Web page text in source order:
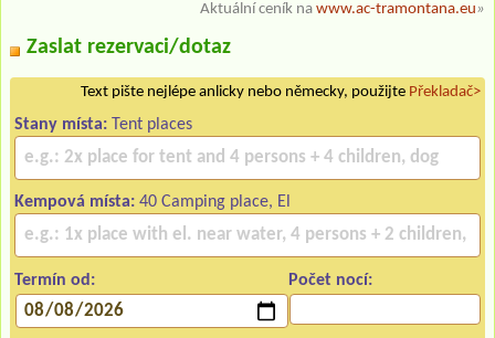
Aktuální ceník na www.ac-tramontana.eu»
Zaslat rezervaci/dotaz
Text pište nejlépe anlicky nebo německy, použijte Překladač>
Stany místa: Tent places
Kempová místa: 40 Camping place, El
Termín od: Počet nocí: